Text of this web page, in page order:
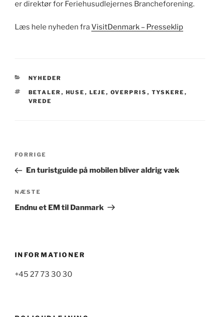
er direktør for Feriehusudlejernes Brancheforening.
Læs hele nyheden fraVisitDenmark – Presseklip
KATEGORIER
NYHEDER
TAGS
BETALER , HUSE , LEJE , OVERPRIS , TYSKERE ,
VREDE
Indlægsnavigation
Forrige
indlæg
FORRIGE
En turistguide på mobilen bliver aldrig væk
Næste
indlæg
NÆSTE
Endnu et EM til Danmark
INFORMATIONER
+45 27 73 30 30